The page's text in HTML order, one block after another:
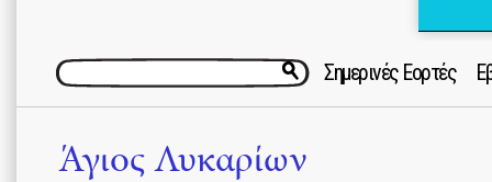
Σημερινές Εορτές
Άγιος Λυκαρίων